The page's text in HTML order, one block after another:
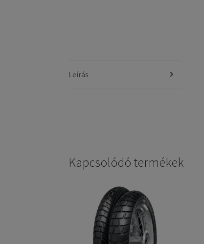
Leírás
Kapcsolódó termékek